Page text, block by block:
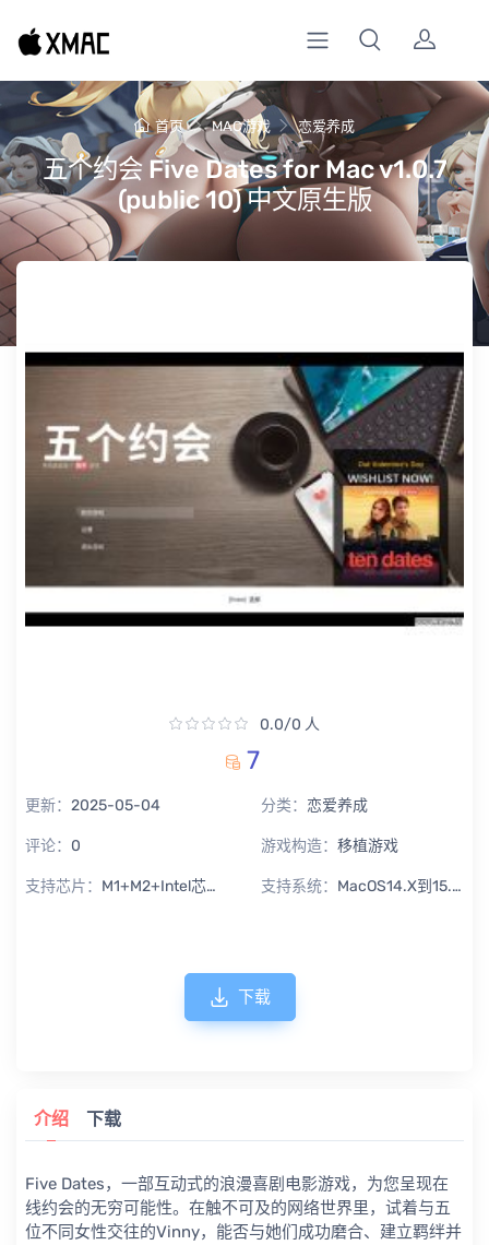
首页 MAC游戏 恋爱养成
五个约会 Five Dates for Mac v1.0.7
(public 10) 中文原生版
0.0/0 人
7
更新： 2025-05-04 分类： 恋爱养成
评论： 0 游戏构造： 移植游戏
支持芯片： M1+M2+Intel芯片通用 支持系统： MacOS14.X到15.X Sequoia
下载
介绍 下载
Five Dates，一部互动式的浪漫喜剧电影游戏，为您呈现在
线约会的无穷可能性。在触不可及的网络世界里，试着与五
位不同女性交往的Vinny，能否与她们成功磨合、建立羁绊并